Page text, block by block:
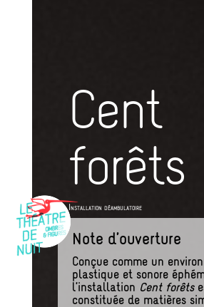
Cent
forêts
Installation déambulatoire
Note d’ouverture
Conçue comme un
plastique et sonore
l’installation Cent forêts
constituée de matières